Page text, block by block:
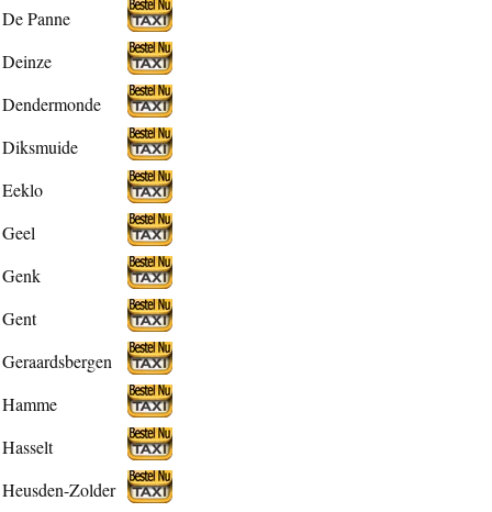
De Panne
Deinze
Dendermonde
Diksmuide
Eeklo
Geel
Genk
Gent
Geraardsbergen
Hamme
Hasselt
Heusden-Zolder